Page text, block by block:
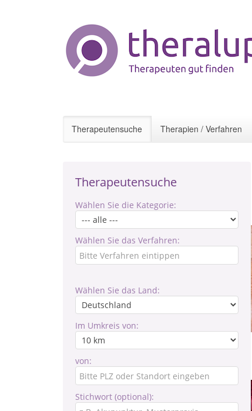
Therapeutensuche Therapien / Verfahren
Therapeutensuche
Wählen Sie die Kategorie:
Wählen Sie das Verfahren:
Wählen Sie das Land:
Im Umkreis von:
von:
Stichwort (optional):